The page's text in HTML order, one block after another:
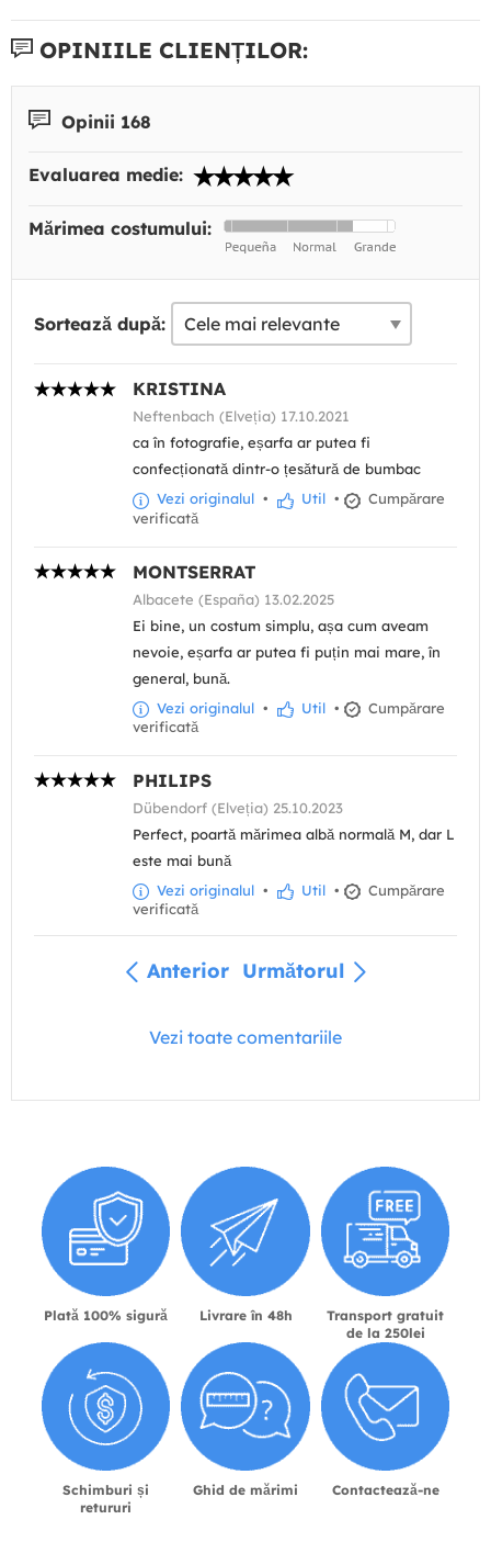
OPINIILE CLIENȚILOR:
Opinii 168
Evaluarea medie:
Mărimea costumului:
Sortează după:
KRISTINA
Neftenbach (Elveția) 17.10.2021
ca în fotografie, eșarfa ar putea fi
confecționată dintr-o țesătură de bumbac
Vezi originalul • Util •
Cumpărare
verificată
MONTSERRAT
Albacete (España) 13.02.2025
Ei bine, un costum simplu, așa cum aveam
nevoie, eșarfa ar putea fi puțin mai mare, în
general, bună.
Vezi originalul • Util •
Cumpărare
verificată
PHILIPS
Dübendorf (Elveția) 25.10.2023
Perfect, poartă mărimea albă normală M, dar L
este mai bună
Vezi originalul • Util •
Cumpărare
verificată
Anterior Următorul
Vezi toate comentariile
Plată 100% sigură Livrare în 48h
Transport gratuit
de la 250lei
Schimburi și
retururi
Ghid de mărimi Contactează-ne